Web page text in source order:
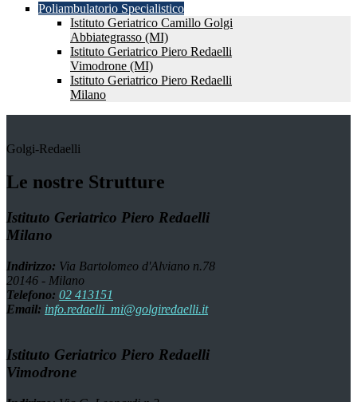
Poliambulatorio Specialistico
Istituto Geriatrico Camillo Golgi
Abbiategrasso (MI)
Istituto Geriatrico Piero Redaelli
Vimodrone (MI)
Istituto Geriatrico Piero Redaelli
Milano
Golgi-Redaelli
Le nostre Strutture
Istituto Geriatrico Piero Redaelli
Milano
Indirizzo: Via Bartolomeo d'Alviano n.78
20146 - Milano
Telefono: 02 413151
Email: info.redaelli_mi@golgiredaelli.it
Istituto Geriatrico Piero Redaelli
Vimodrone